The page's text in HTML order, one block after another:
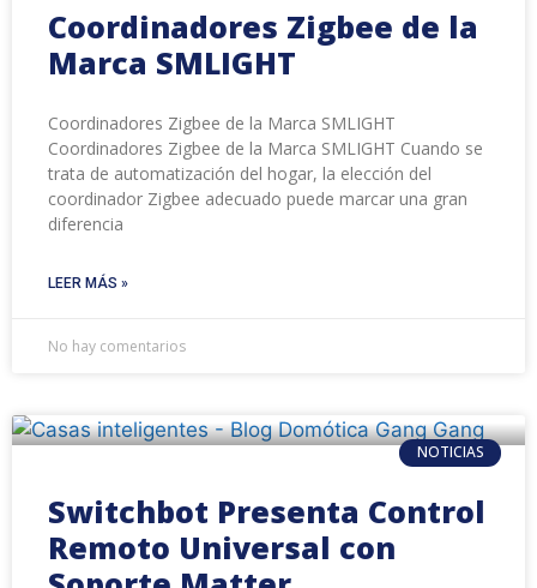
Coordinadores Zigbee de la
Marca SMLIGHT
Coordinadores Zigbee de la Marca SMLIGHT
Coordinadores Zigbee de la Marca SMLIGHT Cuando se
trata de automatización del hogar, la elección del
coordinador Zigbee adecuado puede marcar una gran
diferencia
LEER MÁS »
No hay comentarios
NOTICIAS
Switchbot Presenta Control
Remoto Universal con